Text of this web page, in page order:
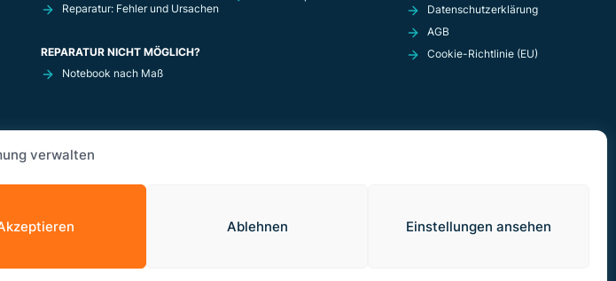
verwalten
Ablehnen Einstellungen ansehen
Reparatur: Fehler und Ursachen
REPARATUR NICHT MÖGLICH?
Notebook nach Maß
Datenschutzerklärung
AGB
Cookie-Richtlinie (EU)